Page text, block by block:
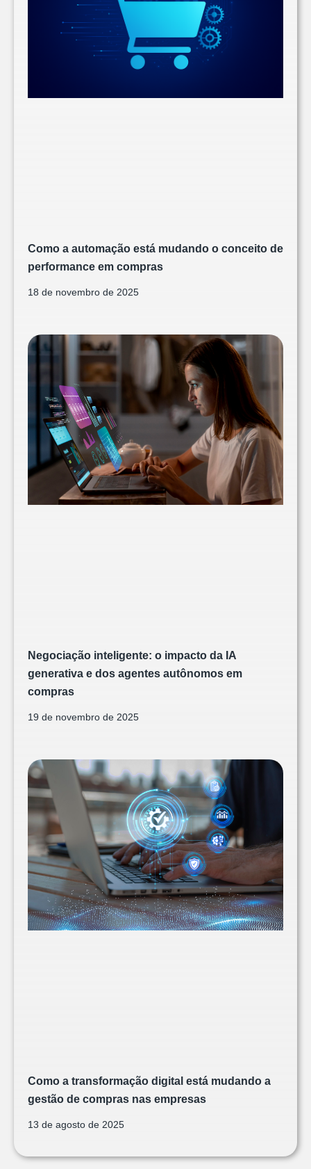
Como a automação está mudando o conceito de
performance em compras
18 de novembro de 2025
Negociação inteligente: o impacto da IA
generativa e dos agentes autônomos em
compras
19 de novembro de 2025
Como a transformação digital está mudando a
gestão de compras nas empresas
13 de agosto de 2025